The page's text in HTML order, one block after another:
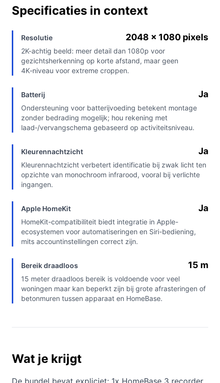
Specificaties in context
Resolutie 2048 x 1080 pixels
2K-achtig beeld: meer detail dan 1080p voor
gezichtsherkenning op korte afstand, maar geen
4K‑niveau voor extreme croppen.
Batterij Ja
Ondersteuning voor batterijvoeding betekent montage
zonder bedrading mogelijk; hou rekening met
laad‑/vervangschema gebaseerd op activiteitsniveau.
Kleurennachtzicht Ja
Kleurennachtzicht verbetert identificatie bij zwak licht ten
opzichte van monochroom infrarood, vooral bij verlichte
ingangen.
Apple HomeKit Ja
HomeKit-compatibiliteit biedt integratie in Apple-
ecosystemen voor automatiseringen en Siri-bediening,
mits accountinstellingen correct zijn.
Bereik draadloos 15 m
15 meter draadloos bereik is voldoende voor veel
woningen maar kan beperkt zijn bij grote afrasteringen of
betonmuren tussen apparaat en HomeBase.
Wat je krijgt
De bundel bevat expliciet: 1x HomeBase 3 recorder,